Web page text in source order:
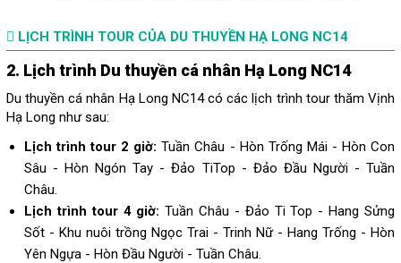
LỊCH TRÌNH TOUR CỦA DU THUYỀN HẠ LONG NC14
2. Lịch trình Du thuyền cá nhân Hạ Long NC14
Du thuyền cá nhân Hạ Long NC14 có các lịch trình tour thăm Vịnh
Hạ Long như sau:
Lịch trình tour 2 giờ:Tuần Châu - Hòn Trống Mái - Hòn Con
Sâu - Hòn Ngón Tay - Đảo TiTop - Đảo Đầu Người - Tuần
Châu.
Lịch trình tour 4 giờ:Tuần Châu - Đảo Ti Top - Hang Sửng
Sốt - Khu nuôi trồng Ngọc Trai - Trinh Nữ - Hang Trống - Hòn
Yên Ngựa - Hòn Đầu Người - Tuần Châu.